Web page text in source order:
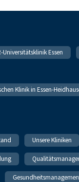
Universitätsklinik Essen
Klinik in Essen-
Unsere Kliniken